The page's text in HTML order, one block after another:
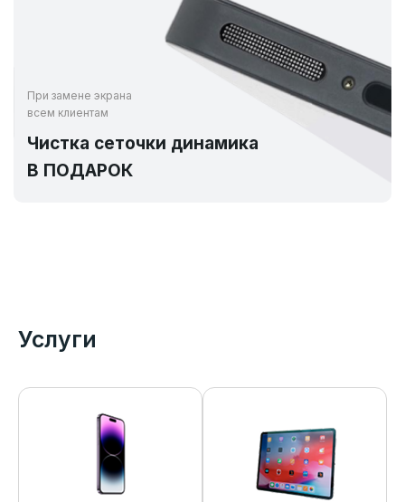
При замене экрана
всем клиентам
Чистка сеточки динамика
В ПОДАРОК
Услуги